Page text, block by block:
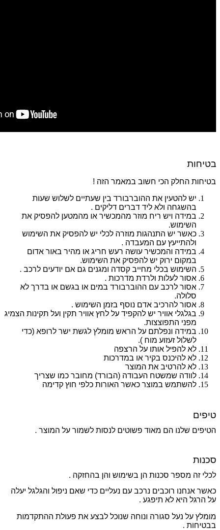
בטיחות
בטיחות החלק הכי חשוב במאמר הזה !
יש להטעין את ההוברבורד בין שעתיים לשלוש שעות
בהשגחה ולא ליד דברים דליקים .
במידה ויש ריח מוזר מהמכשיר או מהמטען להפסיק את
השימוש.
כאשר יש התנהגות מוזרה לכלי יש להפסיק את השימוש
ולהתייעץ עם המעבדה .
במידה והמכשיר עושה רעש חריג או מהיר באור אדום
במקום ירוק יש להפסיק את השימוש.
השימוש בכלי מחייב קסדה ומגנים גם אם יודעים לרכב .
אסור לעלות ולרדת מדרכות .
אסור לרכב עם ההוברבורד במים או בגשם או בדרך לא
סלולה.
אסור להרכיב אדם נוסף בזמן השימוש .
בגלגלי אוויר יש להקפיד על לחץ אוויר תקין ועל תקינות הצמיג
מפני התפוצצות.
במידה ונפלתם על הראש מומלץ לגשת ישר לרופא (כדי
לשלול זעזוע מוח ).
לא להפיל אותו על הרצפה
לא להיכנס בקיר או במדרכות
לא להרטיב את המוצר
לוודה שמשטח העבודה (הבורד) מחובר כמו שצריך
להשתמש במוצר כאשר האורות כלפי חוץ קדימה
טיפים
הטיפים שלנו הם מאוד פשוטים לנסות לשמור על המוצר .
סכנות
לכלי זה מספר סכנות הן בשימוש והן בהחזקה .
כאשר אנחנו רוכבים נרכב עם נעליים כדי שאם ניפול והגלגל יעלה
על הרגל היא לא תיפגע .
מומלץ על נעל סגורה ונוחה שנוכל לבצע את פעולת ההתקדמות
בבטיחות .